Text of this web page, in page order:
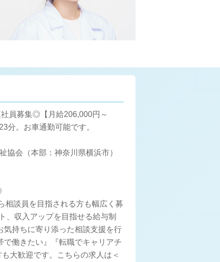
員募集◎【月給206,000円～
分。お車通勤可能です。
協会（本部：神奈川県横浜市）
相談員を目指される方も幅広く募
、収入アップを目指せる給与制
持ちに寄り添った相談支援を行
働きたい』『転職でキャリアチ
大歓迎です。こちらの求人は＜